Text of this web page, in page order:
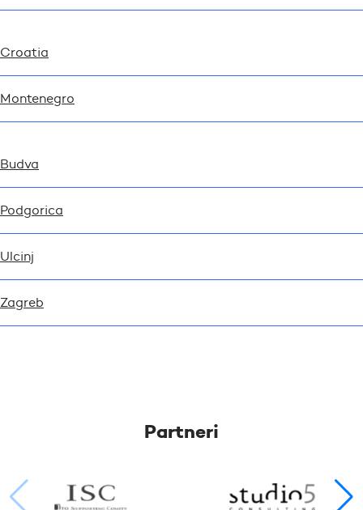
Croatia
Montenegro
Budva
Podgorica
Ulcinj
Zagreb
Partneri